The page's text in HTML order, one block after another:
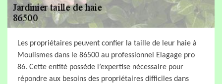
Les propriétaires peuvent confier la taille de leur haie à
Moulismes dans le 86500 au professionnel Elagage pro
86. Cette entité possède l’expertise nécessaire pour
répondre aux besoins des propriétaires difficiles dans